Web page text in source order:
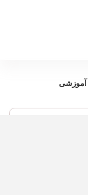
آموزشی